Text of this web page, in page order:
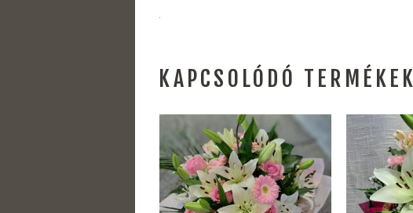
.
KAPCSOLÓDÓ TERMÉKEK